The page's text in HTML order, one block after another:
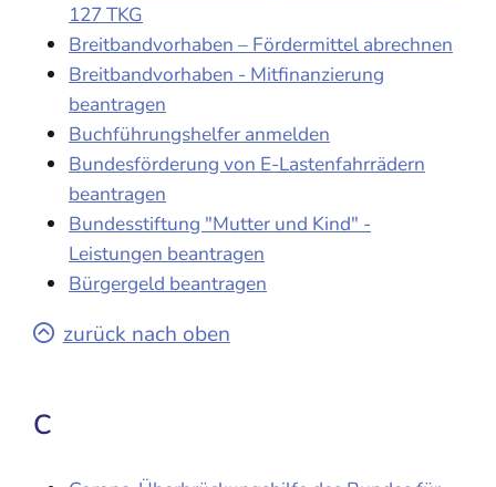
127 TKG
Breitbandvorhaben – Fördermittel abrechnen
Breitbandvorhaben - Mitfinanzierung
beantragen
Buchführungshelfer anmelden
Bundesförderung von E-Lastenfahrrädern
beantragen
Bundesstiftung "Mutter und Kind" -
Leistungen beantragen
Bürgergeld beantragen
zurück nach oben
C